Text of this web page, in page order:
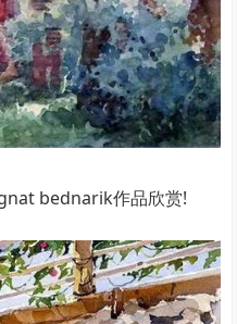
bednarik作品欣赏!